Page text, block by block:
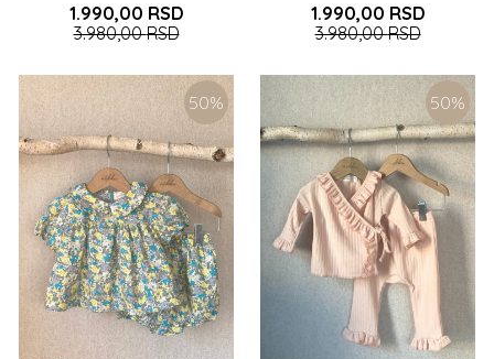
1.990,00 RSD
3.980,00RSD
0-3 (62CM) 6-9 (74CM)
9-12 (80CM)
DODAJTE U KORPU
1.990,00 RSD
3.980,00RSD
0-3 (62CM) 3-6 (68CM)
9-12 (80CM) 12-18 (86CM)
DODAJTE U KORPU
50% 50%